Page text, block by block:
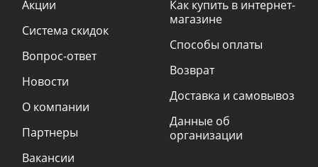
Акции
Система скидок
Вопрос-ответ
Новости
О компании
Партнеры
Вакансии
Как купить в интернет-
магазине
Способы оплаты
Возврат
Доставка и самовывоз
Данные об
организации